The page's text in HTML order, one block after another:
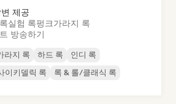
제공
실험 록펑크가라지 록
방송하기
라지 록 하드 록
인디 록
이키델릭 록 록 & 롤/클래식 록